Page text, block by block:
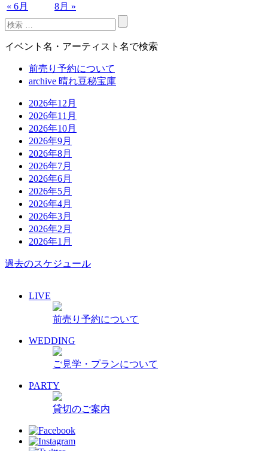
« 6月 8月 »
イベント名・アーティスト名で検索
前売り予約について
archive 晴れ豆秘宝庫
2026年12月
2026年11月
2026年10月
2026年9月
2026年8月
2026年7月
2026年6月
2026年5月
2026年4月
2026年3月
2026年2月
2026年1月
過去のスケジュール
LIVE
前売り予約について
WEDDING
ご見学・プランについて
PARTY
貸切のご案内